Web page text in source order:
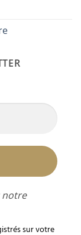
notre
sur votre